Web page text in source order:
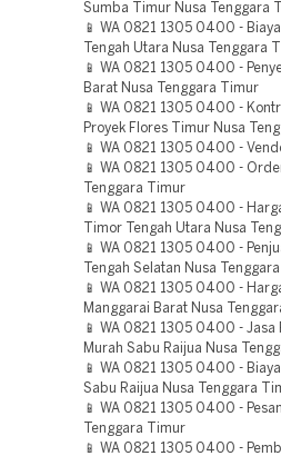
Sumba Timur Nusa Tenggara
📱 WA 0821 1305 0400 -
Tengah Utara Nusa Tenggara
📱 WA 0821 1305 0400 -
Barat Nusa Tenggara Timur
📱 WA 0821 1305 0400 -
Proyek Flores Timur Nusa
📱 WA 0821 1305 0400 -
📱 WA 0821 1305 0400 -
Tenggara Timur
📱 WA 0821 1305 0400 -
Timor Tengah Utara Nusa
📱 WA 0821 1305 0400 -
Tengah Selatan Nusa
📱 WA 0821 1305 0400 -
Manggarai Barat Nusa
📱 WA 0821 1305 0400 - Jasa
Murah Sabu Raijua Nusa
📱 WA 0821 1305 0400 -
Sabu Raijua Nusa Tenggara
📱 WA 0821 1305 0400 -
Tenggara Timur
📱 WA 0821 1305 0400 -